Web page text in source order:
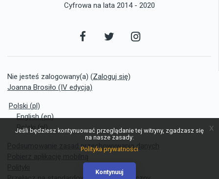
Cyfrowa na lata 2014 - 2020
FacebookTwitterInstagram
Nie jesteś zalogowany(a) (Zaloguj się)
Joanna Brosiło (IV edycja)
Polski ‎(pl)‎
English ‎(en)‎
Polski ‎(pl)‎
Podsumowanie zasad przechowywania danych
Jeśli będziesz kontynuować przeglądanie tej witryny, zgadzasz się
na nasze zasady:
Polityka prywatności
Kontynuuj
x